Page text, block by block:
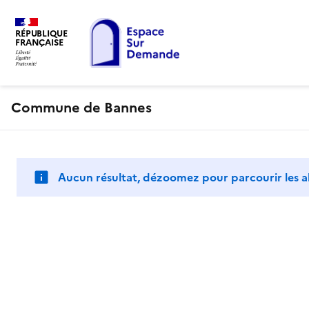
RÉPUBLIQUE
FRANÇAISE
Commune de Bannes
Aucun résultat, dézoomez pour parcourir les